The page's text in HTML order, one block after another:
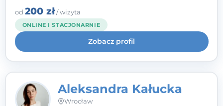
humanistycznym, opartym na
partnerstwie i podmiotowości klienta.
od 200 zł/ wizyta
ONLINE I STACJONARNIE
Zobacz profil
Aleksandra Kałucka
Wrocław